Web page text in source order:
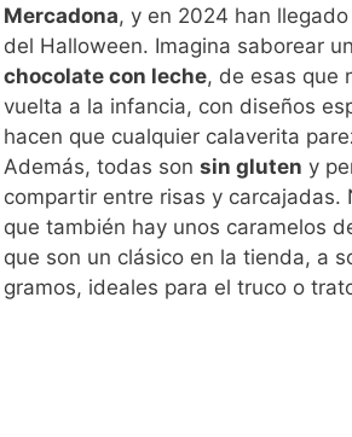
Mercadona, y en 2024 han
del Halloween. Imagina saborear
chocolate con leche, de esas que
vuelta a la infancia, con diseños
hacen que cualquier calaverita
Además, todas son sin gluten y
compartir entre risas y carcajadas.
que también hay unos caramelos
que son un clásico en la tienda, a
gramos, ideales para el truco o